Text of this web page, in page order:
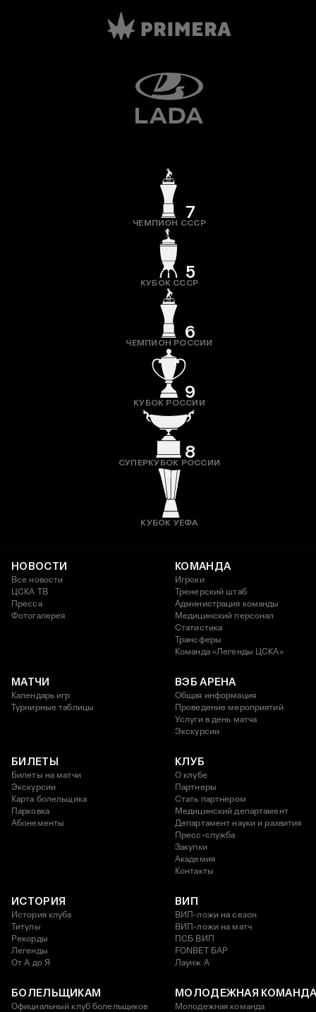
7
ЧЕМПИОН СССР
5
КУБОК СССР
6
ЧЕМПИОН РОССИИ
9
КУБОК РОССИИ
8
СУПЕРКУБОК РОССИИ
КУБОК УЕФА
НОВОСТИ
Все новости
ЦСКА ТВ
Пресса
Фотогалерея
КОМАНДА
Игроки
Тренерский штаб
Администрация команды
Медицинский персонал
Статистика
Трансферы
Команда «Легенды ЦСКА»
МАТЧИ
Календарь игр
Турнирные таблицы
ВЭБ АРЕНА
Общая информация
Проведение мероприятий
Услуги в день матча
Экскурсии
БИЛЕТЫ
Билеты на матчи
Экскурсии
Карта болельщика
Парковка
Абонементы
КЛУБ
О клубе
Партнеры
Стать партнером
Медицинский департамент
Департамент науки и развития
Пресс-служба
Закупки
Академия
Контакты
ИСТОРИЯ
История клуба
Титулы
Рекорды
Легенды
От А до Я
ВИП
ВИП-ложи на сезон
ВИП-ложи на матч
ПСБ ВИП
FONBET БАР
Лаунж A
БОЛЕЛЬЩИКАМ
Официальный клуб болельщиков
МОЛОДЕЖНАЯ
Молодежная команда